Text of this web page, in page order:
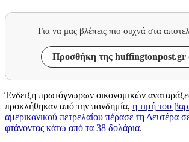
Για να μας βλέπεις πιο συχνά στα
Προσθήκη της huffingtonpost.gr
Ένδειξη πρωτόγνωρων οικονομικών
προκλήθηκαν από την πανδημία, η τιμή του
αμερικανικού πετρελαίου πέρασε τη Δευτέρα
φτάνοντας κάτω από τα 38 δολάρια.